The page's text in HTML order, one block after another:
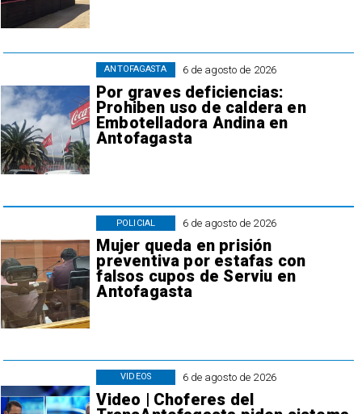
6 de agosto de 2026
Por graves deficiencias:
Prohiben uso de caldera en
Embotelladora Andina en
Antofagasta
ANTOFAGASTA
6 de agosto de 2026
Mujer queda en prisión
preventiva por estafas con
falsos cupos de Serviu en
Antofagasta
POLICIAL
6 de agosto de 2026
Video | Choferes del
VIDEOS